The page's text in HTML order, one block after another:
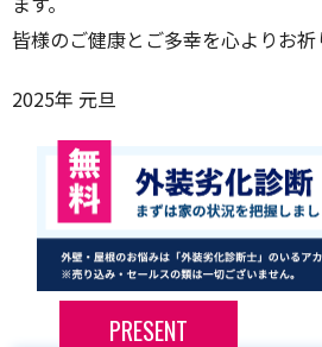
皆様のご健康とご多幸を心よりお祈
2025年 元旦